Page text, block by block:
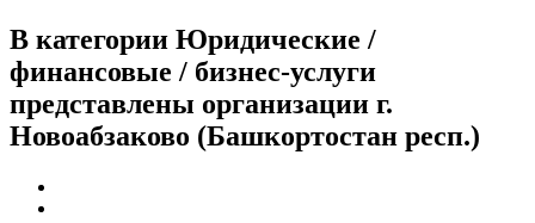
В категории Юридические /
финансовые / бизнес-услуги
представлены организации г.
Новоабзаково (Башкортостан респ.)